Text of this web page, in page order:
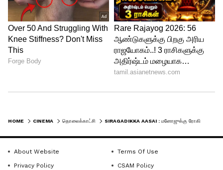
உங்களுக்கு கண்டிப்பா டைவர்ஸ்
கிடைத்துவிடும். ரோகிணியே வந்து
உங்களுக்கு டைவர்ஸ் கொடுக்குறேன்னு
சொல்லுவார் என கூறிவிட்டு செல்கிறார்.
HOME CINEMA தொலைக்காட்சி
About Website
Terms Of Use
Privacy Policy
CSAM Policy